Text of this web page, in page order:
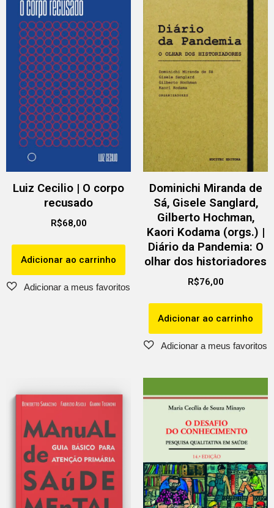
Luiz Cecilio | O corpo
recusado
R$68,00
Adicionar ao carrinho
Dominichi Miranda de
Sá, Gisele Sanglard,
Gilberto Hochman,
Kaori Kodama (orgs.) |
Diário da Pandemia: O
olhar dos historiadores
R$76,00
Adicionar ao carrinho